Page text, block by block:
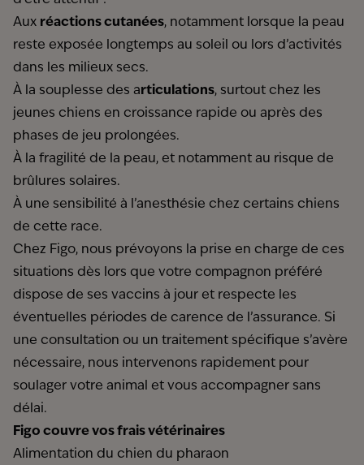
Aux réactions cutanées, notamment lorsque la peau
reste exposée longtemps au soleil ou lors d’activités
dans les milieux secs.
À la souplesse des articulations, surtout chez les
jeunes chiens en croissance rapide ou après des
phases de jeu prolongées.
À la fragilité de la peau, et notamment au risque de
brûlures solaires.
À une sensibilité à l’anesthésie chez certains chiens
de cette race.
Chez Figo, nous prévoyons la prise en charge de ces
situations dès lors que votre compagnon préféré
dispose de ses vaccins à jour et respecte les
éventuelles périodes de carence de l’assurance. Si
une consultation ou un traitement spécifique s’avère
nécessaire, nous intervenons rapidement pour
soulager votre animal et vous accompagner sans
délai.
Figo couvre vos frais vétérinaires
Alimentation du chien du pharaon